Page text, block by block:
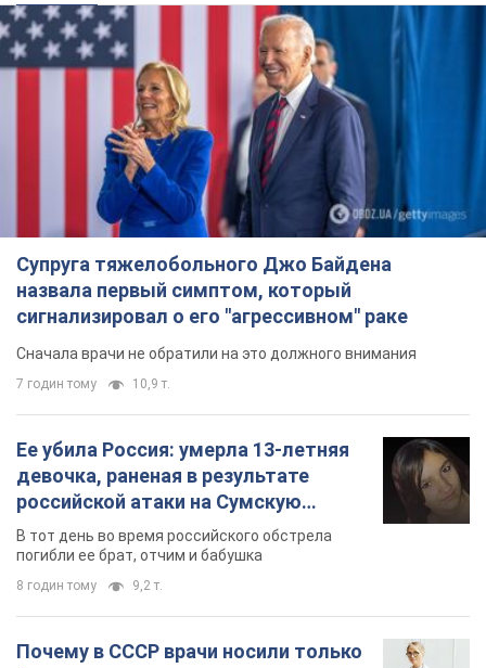
Супруга тяжелобольного Джо Байдена
назвала первый симптом, который
сигнализировал о его "агрессивном" раке
Сначала врачи не обратили на это должного внимания
7 годин тому 10,9 т.
Ее убила Россия: умерла 13-летняя
девочка, раненая в результате
российской атаки на Сумскую
область. Фото
В тот день во время российского обстрела
погибли ее брат, отчим и бабушка
8 годин тому 9,2 т.
Почему в СССР врачи носили только